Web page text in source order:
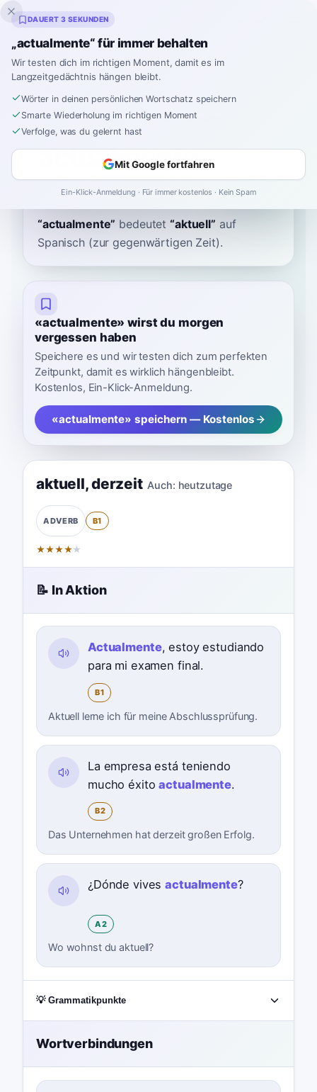
Inklingo
Startseite›Spanisch› Wörterbuch ›actualmente
actualmente
ak-twal-MEN-teh akˈtwalˈmente
“actualmente” bedeutet “aktuell” auf
Spanisch(zur gegenwärtigen Zeit).
«actualmente» wirst du morgen
vergessen haben
Speichere es und wir testen dich zum perfekten
Zeitpunkt, damit es wirklich hängenbleibt.
Kostenlos, Ein-Klick-Anmeldung.
«actualmente» speichern — Kostenlos
aktuell,derzeit Auch: heutzutage
ADVERB B1
★★★★★
📝 In Aktion
Actualmente, estoy estudiando
para mi examen final.
B1
Aktuell lerne ich für meine Abschlussprüfung.
La empresa está teniendo
mucho éxitoactualmente.
B2
Das Unternehmen hat derzeit großen Erfolg.
¿Dónde vivesactualmente?
A2
Wo wohnst du aktuell?
💡 Grammatikpunkte
Wortverbindungen
DAUERT 3 SEKUNDEN
„actualmente“ für immer behalten
Wir testen dich im richtigen Moment, damit es im
Langzeitgedächtnis hängen bleibt.
Wörter in deinen persönlichen Wortschatz speichern
Smarte Wiederholung im richtigen Moment
Verfolge, was du gelernt hast
Mit Google fortfahren
Ein-Klick-Anmeldung · Für immer kostenlos · Kein Spam